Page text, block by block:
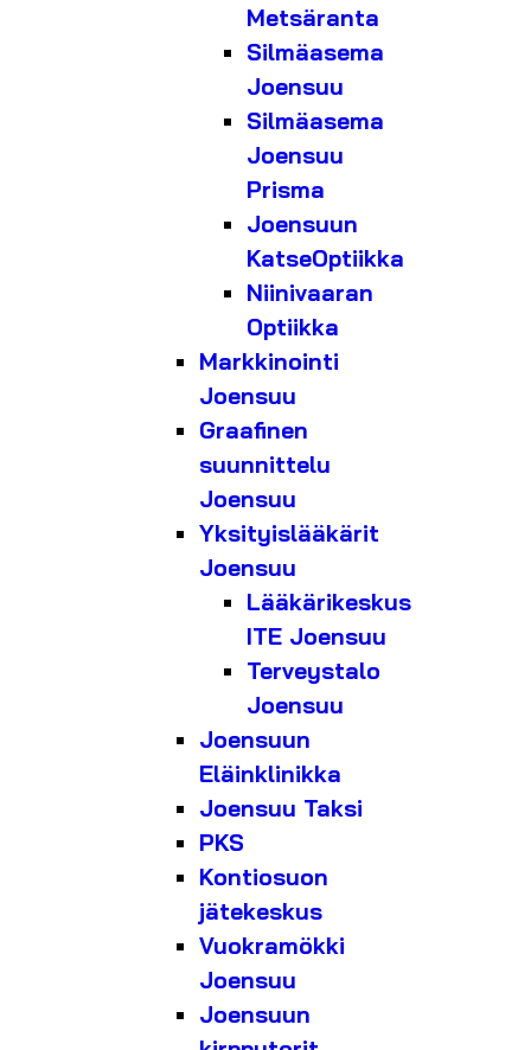
Metsäranta
Silmäasema
Joensuu
Silmäasema
Joensuu
Prisma
Joensuun
KatseOptiikka
Niinivaaran
Optiikka
Markkinointi
Joensuu
Graafinen
suunnittelu
Joensuu
Yksityislääkärit
Joensuu
Lääkärikeskus
ITE Joensuu
Terveystalo
Joensuu
Joensuun
Eläinklinikka
Joensuu Taksi
PKS
Kontiosuon
jätekeskus
Vuokramökki
Joensuu
Joensuun